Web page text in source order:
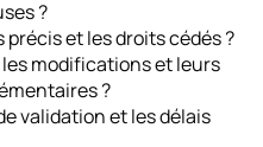
?
et les droits cédés ?
modifications et leurs
?
validation et les délais